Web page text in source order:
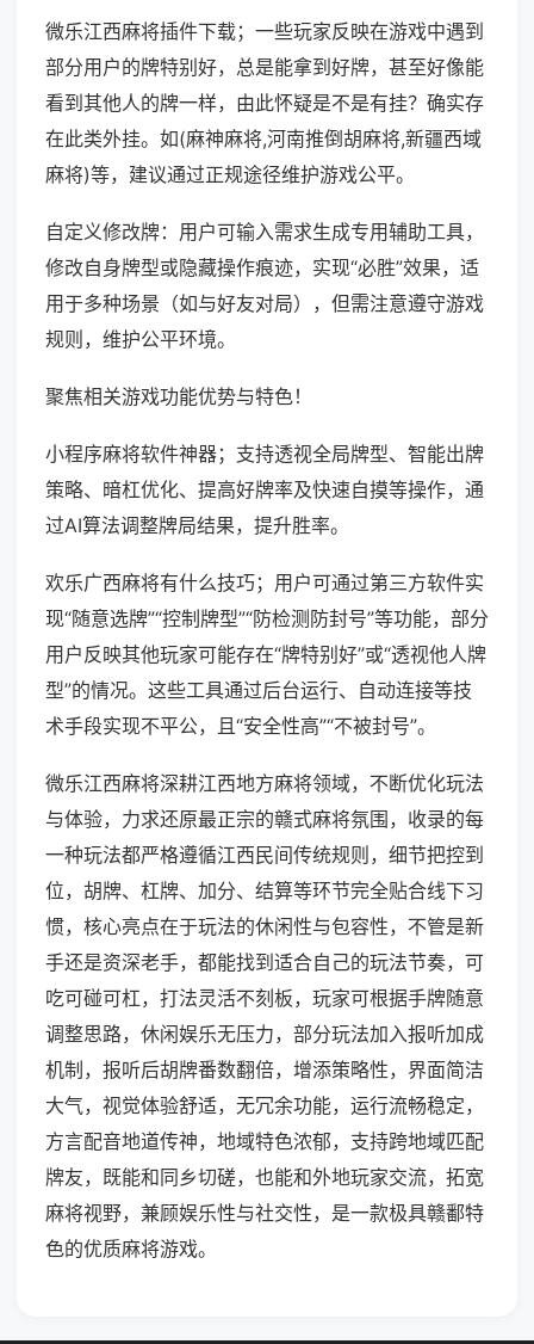
微乐江西麻将插件下载；一些玩家反映在游戏中遇到
部分用户的牌特别好，总是能拿到好牌，甚至好像能
看到其他人的牌一样，由此怀疑是不是有挂？确实存
在此类外挂。如(麻神麻将,河南推倒胡麻将,新疆西域
麻将)等，建议通过正规途径维护游戏公平。
自定义修改牌：用户可输入需求生成专用辅助工具，
修改自身牌型或隐藏操作痕迹，实现“必胜”效果，适
用于多种场景（如与好友对局），但需注意遵守游戏
规则，维护公平环境。
聚焦相关游戏功能优势与特色！
小程序麻将软件神器；支持透视全局牌型、智能出牌
策略、暗杠优化、提高好牌率及快速自摸等操作，通
过AI算法调整牌局结果，提升胜率。
欢乐广西麻将有什么技巧；用户可通过第三方软件实
现“随意选牌”“控制牌型”“防检测防封号”等功能，部分
用户反映其他玩家可能存在“牌特别好”或“透视他人牌
型”的情况。这些工具通过后台运行、自动连接等技
术手段实现不平公，且“安全性高”“不被封号”。
微乐江西麻将深耕江西地方麻将领域，不断优化玩法
与体验，力求还原最正宗的赣式麻将氛围，收录的每
一种玩法都严格遵循江西民间传统规则，细节把控到
位，胡牌、杠牌、加分、结算等环节完全贴合线下习
惯，核心亮点在于玩法的休闲性与包容性，不管是新
手还是资深老手，都能找到适合自己的玩法节奏，可
吃可碰可杠，打法灵活不刻板，玩家可根据手牌随意
调整思路，休闲娱乐无压力，部分玩法加入报听加成
机制，报听后胡牌番数翻倍，增添策略性，界面简洁
大气，视觉体验舒适，无冗余功能，运行流畅稳定，
方言配音地道传神，地域特色浓郁，支持跨地域匹配
牌友，既能和同乡切磋，也能和外地玩家交流，拓宽
麻将视野，兼顾娱乐性与社交性，是一款极具赣鄱特
色的优质麻将游戏。